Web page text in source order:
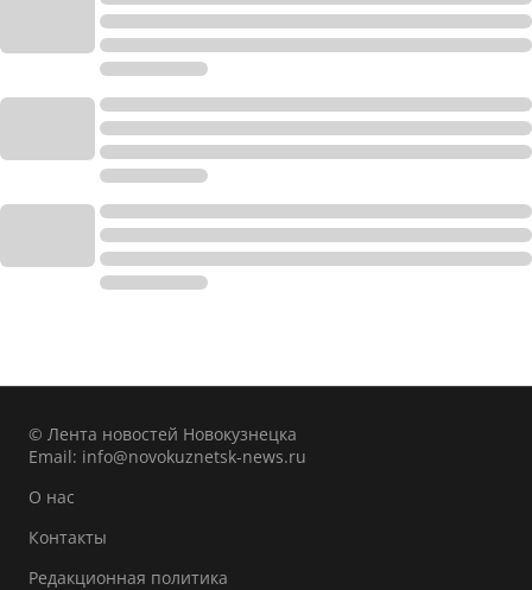
© Лента новостей Новокузнецка
Email: info@novokuznetsk-news.ru
О нас
Контакты
Редакционная политика